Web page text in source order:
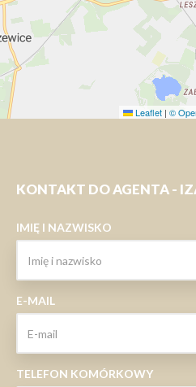
Leaflet | ©
KONTAKT DO AGENTA -
IMIĘ I NAZWISKO
E-MAIL
TELEFON KOMÓRKOWY